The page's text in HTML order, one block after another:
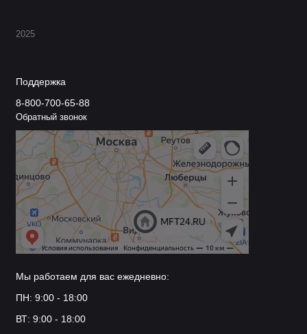
2025
Поддержка
8-800-700-65-88
Обратный звонок
Мы работаем для вас ежедневно:
ПН: 9:00 - 18:00
ВТ: 9:00 - 18:00